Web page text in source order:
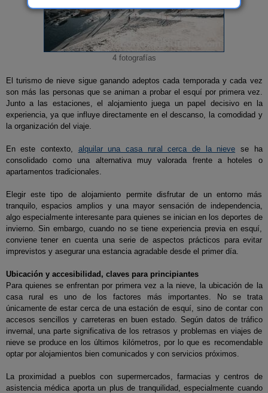
4 fotografías
El turismo de nieve sigue ganando adeptos cada temporada y cada vez
son más las personas que se animan a probar el esquí por primera vez.
Junto a las estaciones, el alojamiento juega un papel decisivo en la
experiencia, ya que influye directamente en el descanso, la comodidad y
la organización del viaje.
En este contexto, alquilar una casa rural cerca de la nieve se ha
consolidado como una alternativa muy valorada frente a hoteles o
apartamentos tradicionales.
Elegir este tipo de alojamiento permite disfrutar de un entorno más
tranquilo, espacios amplios y una mayor sensación de independencia,
algo especialmente interesante para quienes se inician en los deportes de
invierno. Sin embargo, cuando no se tiene experiencia previa en esquí,
conviene tener en cuenta una serie de aspectos prácticos para evitar
imprevistos y asegurar una estancia agradable desde el primer día.
Ubicación y accesibilidad, claves para principiantes
Para quienes se enfrentan por primera vez a la nieve, la ubicación de la
casa rural es uno de los factores más importantes. No se trata
únicamente de estar cerca de una estación de esquí, sino de contar con
accesos sencillos y carreteras en buen estado. Según datos de tráfico
invernal, una parte significativa de los retrasos y problemas en viajes de
nieve se produce en los últimos kilómetros, por lo que es recomendable
optar por alojamientos bien comunicados y con servicios próximos.
La proximidad a pueblos con supermercados, farmacias y centros de
asistencia médica aporta un plus de tranquilidad, especialmente cuando